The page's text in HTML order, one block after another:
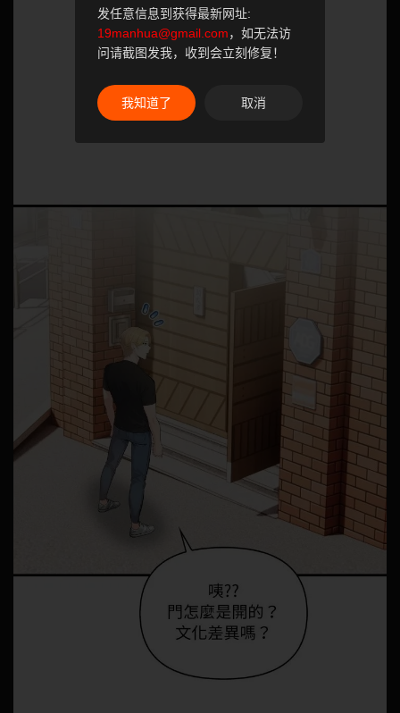
发任意信息到获得最新网址:
19manhua@gmail.com，如无法访
问请截图发我，收到会立刻修复！
我知道了 取消